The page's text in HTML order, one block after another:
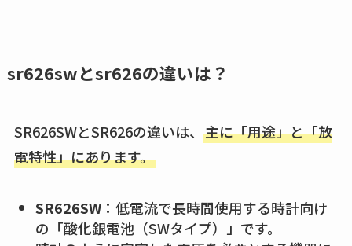
め替えはどこで売っ
通販調査
こ？楽天・amazonで
買える？値段や手荒
sr626swとsr626の違いは？
SR626SWとSR626の違いは、 主に「用途」と「放
電特性」にあります。
SR626SW：低電流で長時間使用する時計向け
の「酸化銀電池（SWタイプ）」です。